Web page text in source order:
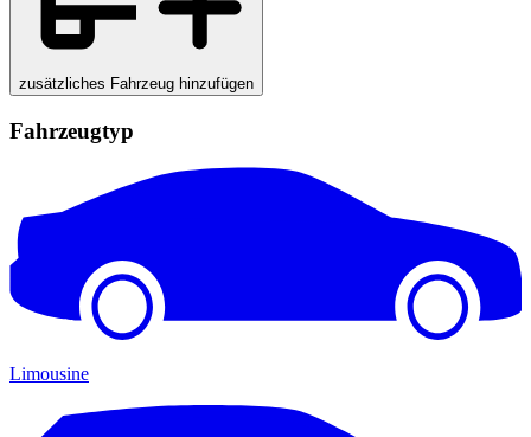
zusätzliches Fahrzeug hinzufügen
Fahrzeugtyp
Limousine